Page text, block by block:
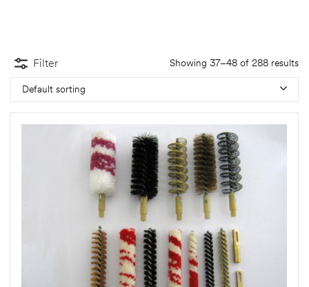
Filter Showing 37–48 of 288 results
Default sorting